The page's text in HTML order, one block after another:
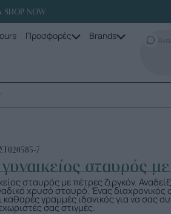
NOW
Προσφορές Brands
ΣΤ020585-7
σταυρός
σταυρός με πέτρες ζιργκόν.
χρυσό σταυρό. Ένας διαχρονικός
καθαρές γραμμές ιδανικός για να σας
σας στιγμές.